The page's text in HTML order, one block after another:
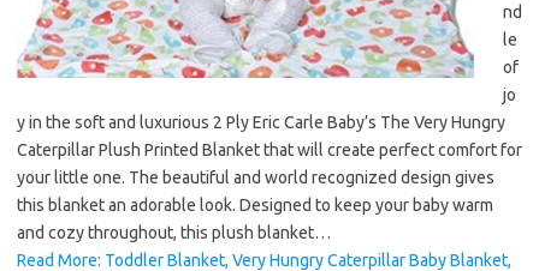
nd
le
of
jo
y in the soft and luxurious 2 Ply Eric Carle Baby’s The Very Hungry
Caterpillar Plush Printed Blanket that will create perfect comfort for
your little one. The beautiful and world recognized design gives
this blanket an adorable look. Designed to keep your baby warm
and cozy throughout, this plush blanket…
Read More: Toddler Blanket, Very Hungry Caterpillar Baby Blanket,